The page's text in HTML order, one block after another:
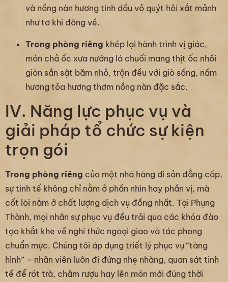
và nồng nàn hương tinh dầu vỏ quýt hôi xắt mảnh
như tơ khi đông về.
Trong phòng riêng khép lại hành trình vị giác,
món chả ốc xưa nướng lá chuối mang thịt ốc nhồi
giòn sần sật băm nhỏ, trộn đều với giò sống, nấm
hương tỏa hương thơm nồng nàn đặc sắc.
IV. Năng lực phục vụ và
giải pháp tổ chức sự kiện
trọn gói
Trong phòng riêng của một nhà hàng di sản đẳng cấp,
sự tinh tế không chỉ nằm ở phần nhìn hay phần vị, mà
cốt lõi nằm ở chất lượng dịch vụ đồng nhất. Tại Phụng
Thành, mọi nhân sự phục vụ đều trải qua các khóa đào
tạo khắt khe về nghi thức ngoại giao và tác phong
chuẩn mực. Chúng tôi áp dụng triết lý phục vụ “tàng
hình” – nhân viên luôn đi đứng nhẹ nhàng, quan sát tinh
tế để rót trà, châm rượu hay lên món mới đúng thời